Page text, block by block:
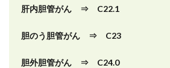
肝内胆管がん ⇒ C22.1
胆のう胆管がん ⇒ C23
胆外胆管がん ⇒ C24.0